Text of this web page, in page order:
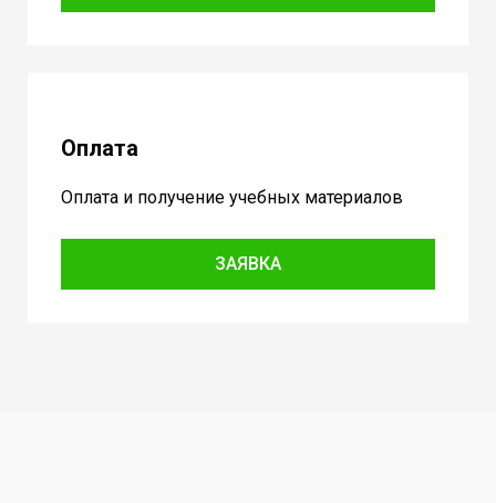
Оплата
Оплата и получение учебных материалов
ЗАЯВКА